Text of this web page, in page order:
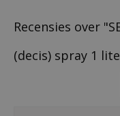
Recensies over
(decis) spray 1